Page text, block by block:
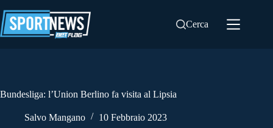
al
contenuto
Cerca
Bundesliga: l’Union Berlino fa visita al Lipsia
Salvo Mangano 10 Febbraio 2023